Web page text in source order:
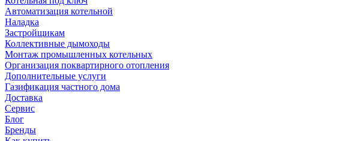
Автоматизация котельной
Наладка
Застройщикам
Коллективные дымоходы
Монтаж промышленных котельных
Организация поквартирного отопления
Дополнительные услуги
Газификация частного дома
Доставка
Сервис
Блог
Бренды